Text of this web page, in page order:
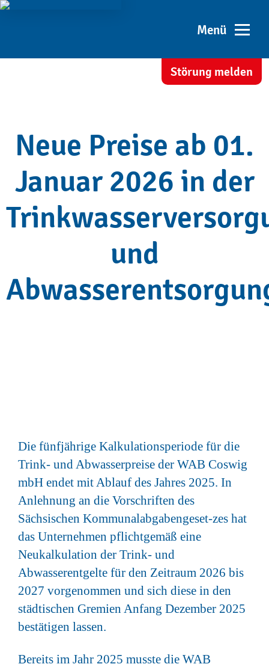
Störung melden
Neue Preise ab 01.
Januar 2026 in der
und
Die fünfjährige Kalkulationsperiode für die
Trink- und Abwasserpreise der WAB Coswig
mbH endet mit Ablauf des Jahres 2025. In
Anlehnung an die Vorschriften des
Sächsischen Kommunalabgabengeset-zes hat
das Unternehmen pflichtgemäß eine
Neukalkulation der Trink- und
Abwasserentgelte für den Zeitraum 2026 bis
2027 vorgenommen und sich diese in den
städtischen Gremien Anfang Dezember 2025
bestätigen lassen.
Bereits im Jahr 2025 musste die WAB